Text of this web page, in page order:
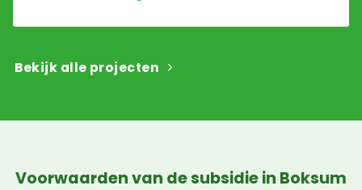
Bekijk alle projecten
Voorwaarden van de subsidie in Boksum